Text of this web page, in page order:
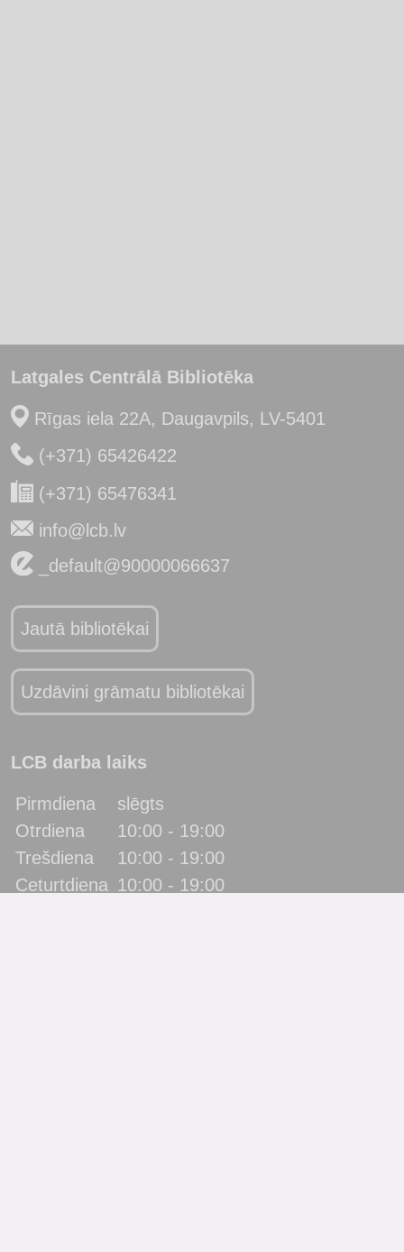
Latgales Centrālā Bibliotēka
Rīgas iela 22A, Daugavpils, LV-5401
(+371) 65426422
(+371) 65476341
info@lcb.lv
_default@90000066637
Jautā bibliotēkai
Uzdāvini grāmatu bibliotēkai
LCB darba laiks
Pirmdiena
slēgts
Otrdiena
10:00 - 19:00
Trešdiena
10:00 - 19:00
Ceturtdiena 10:00 - 19:00